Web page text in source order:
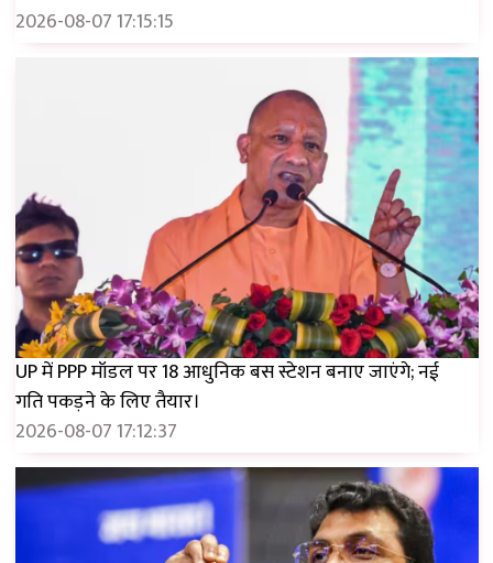
2026-08-07 17:15:15
UP में PPP मॉडल पर 18 आधुनिक बस स्टेशन बनाए जाएंगे; नई
गति पकड़ने के लिए तैयार।
2026-08-07 17:12:37